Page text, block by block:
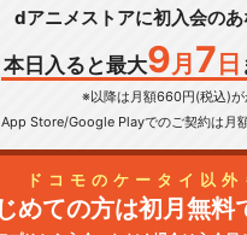
dアニメストアに初入会の
本日入ると最大9 月 7 日
※以降は月額660円(税込)が
App Store/Google Playでのご契約は月
ドコモのケータイ以外
めての方は初月無料